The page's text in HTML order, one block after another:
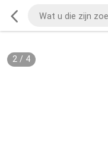
2/ 4